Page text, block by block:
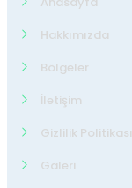
Hakkımızda
Bölgeler
İletişim
Gizlilik Politikası
Galeri